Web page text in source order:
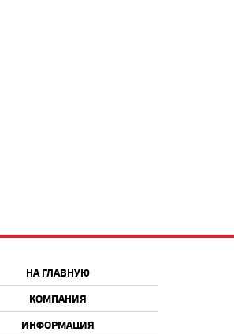
НА ГЛАВНУЮ
КОМПАНИЯ
ИНФОРМАЦИЯ